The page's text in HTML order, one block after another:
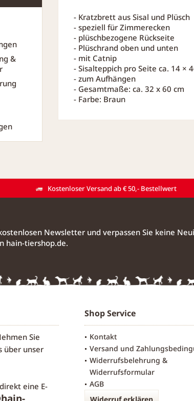
&
- Kratzbrett aus Sisal und Plüsch
- speziell für Zimmerecken
- plüschbezogene Rückseite
- Plüschrand oben und unten
- mit Catnip
- Sisalteppich pro Seite ca. 14 ×
- zum Aufhängen
- Gesamtmaße: ca. 32 x 60 cm
- Farbe: Braun
Kostenloser Versand ab € 50,- Bestellwert
Newsletter und verpassen Sie keine
hain-tiershop.de.
Sie
über unser
eine E-
Shop Service
Kontakt
Versand und
Widerrufsbelehrung &
Widerrufsformular
AGB